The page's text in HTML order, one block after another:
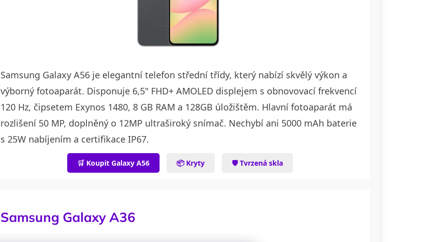
Samsung Galaxy A56 je elegantní telefon střední třídy, který nabízí skvělý výkon a
výborný fotoaparát. Disponuje 6,5" FHD+ AMOLED displejem s obnovovací frekvencí
120 Hz, čipsetem Exynos 1480, 8 GB RAM a 128GB úložištěm. Hlavní fotoaparát má
rozlišení 50 MP, doplněný o 12MP ultraširoký snímač. Nechybí ani 5000 mAh baterie
s 25W nabíjením a certifikace IP67.
🛒 Koupit Galaxy A56 📦 Kryty 🛡 Tvrzená skla
Samsung Galaxy A36